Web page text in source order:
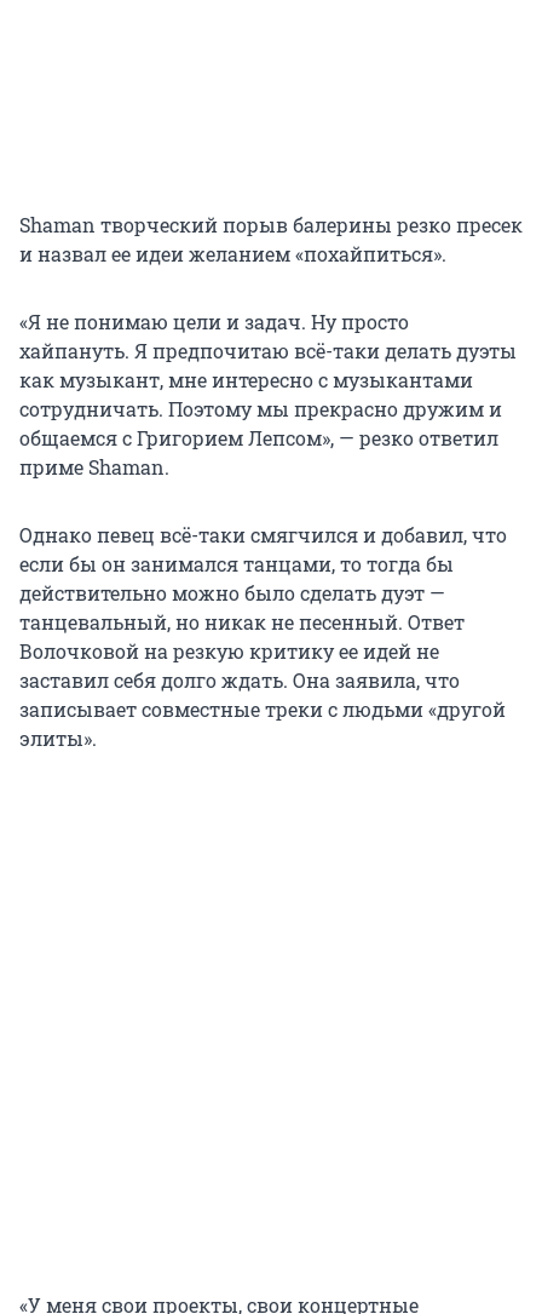
Shaman творческий порыв балерины резко пресек
и назвал ее идеи желанием «похайпиться».
«Я не понимаю цели и задач. Ну просто
хайпануть. Я предпочитаю всё-таки делать дуэты
как музыкант, мне интересно с музыкантами
сотрудничать. Поэтому мы прекрасно дружим и
общаемся с Григорием Лепсом», — резко ответил
приме Shaman.
Однако певец всё-таки смягчился и добавил, что
если бы он занимался танцами, то тогда бы
действительно можно было сделать дуэт —
танцевальный, но никак не песенный. Ответ
Волочковой на резкую критику ее идей не
заставил себя долго ждать. Она заявила, что
записывает совместные треки с людьми «другой
элиты».
«У меня свои проекты, свои концертные